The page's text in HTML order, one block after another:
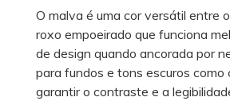
O malva é uma cor versátil entre
roxo empoeirado que funciona
de design quando ancorada por
para fundos e tons escuros como
garantir o contraste e a